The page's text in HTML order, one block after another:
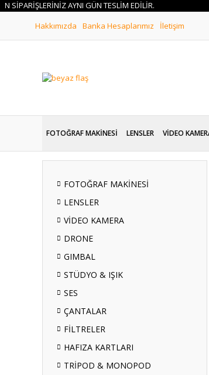
AYNI GÜN TESLİM EDİLİR.
Hakkımızda
Banka Hesaplarımız İletişim
FOTOĞRAF MAKİNESİ LENSLER VİDEO
FOTOĞRAF MAKİNESİ
LENSLER
VİDEO KAMERA
DRONE
GIMBAL
STÜDYO & IŞIK
SES
ÇANTALAR
FİLTRELER
HAFIZA KARTLARI
TRİPOD & MONOPOD